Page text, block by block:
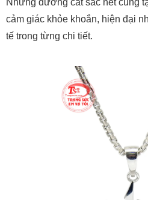
Những đường cắt sắc nét cùng
cảm giác khỏe khoắn, hiện đại
tế trong từng chi tiết.